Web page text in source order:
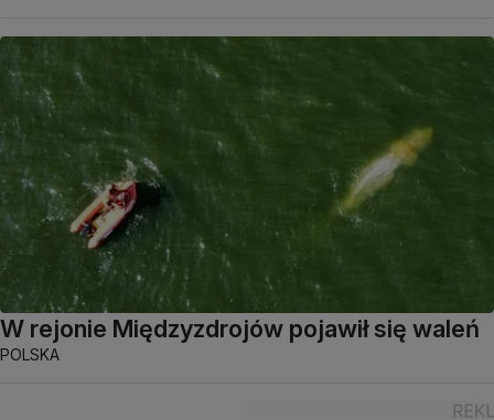
W rejonie Międzyzdrojów pojawił się waleń
POLSKA